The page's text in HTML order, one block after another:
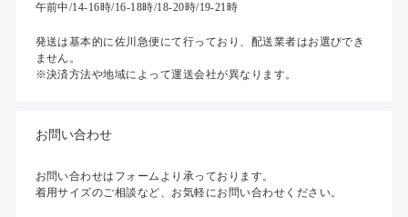
午前中/14-16時/16-18時/18-20時/19-21時
発送は基本的に佐川急便にて行っており、配送業者はお選びでき
ません。
※決済方法や地域によって運送会社が異なります。
お問い合わせ
お問い合わせはフォームより承っております。
着用サイズのご相談など、お気軽にお問い合わせください。